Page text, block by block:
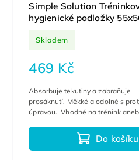
Simple Solution
hygienické podložky
Skladem
469 Kč
Do košíku
Absorbuje tekutiny a zabraňuje
prosáknutí. Měkké a odolné s
úpravou. Vhodné na trénink